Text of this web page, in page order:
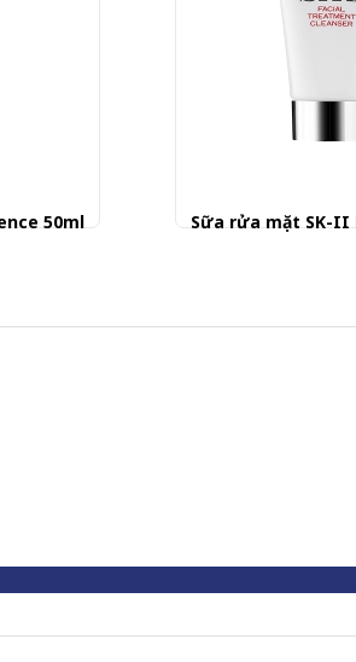
50ml Sữa rửa mặt SK-II